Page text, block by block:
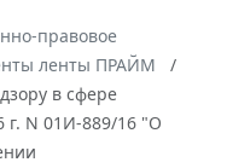
правовое
ленты ПРАЙМ
в сфере
г. N 01И-889/16 "О